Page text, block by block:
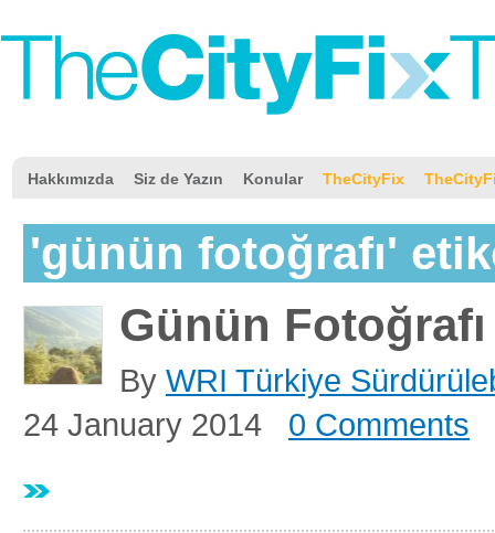
Hakkımızda Siz de Yazın Konular TheCityFix
'günün fotoğrafı'
Günün Fotoğrafı
By WRI Türkiye
24 January 2014
0 Comments